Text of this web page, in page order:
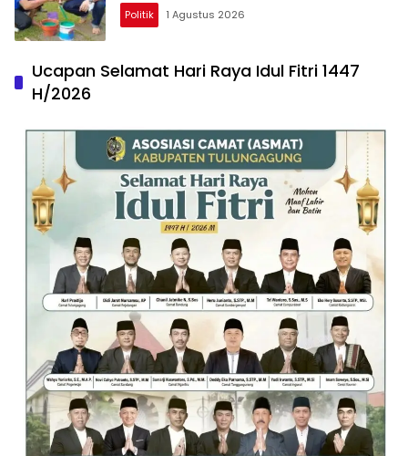
Politik 1 Agustus 2026
Ucapan Selamat Hari Raya Idul Fitri 1447
H/2026